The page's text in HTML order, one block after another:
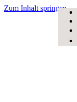
Zum Inhalt springen